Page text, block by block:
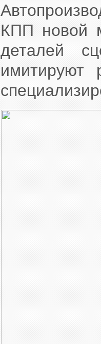
КПП новой
деталей
имитируют